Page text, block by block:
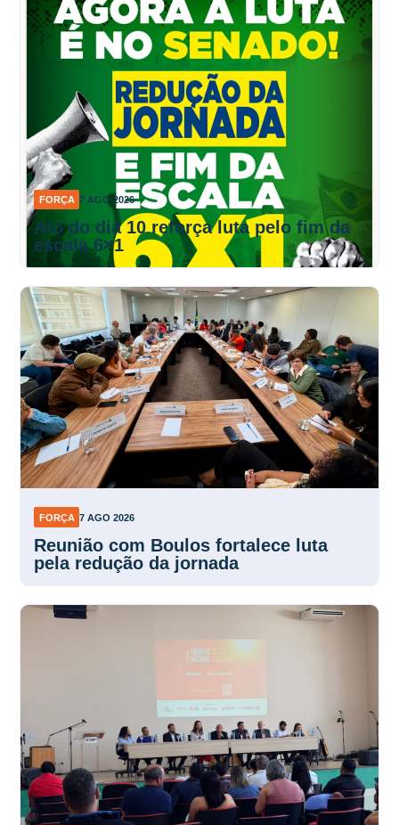
FORÇA 7 AGO 2026
Ato do dia 10 reforça luta pelo fim da
escala 6×1
FORÇA 7 AGO 2026
Reunião com Boulos fortalece luta
pela redução da jornada